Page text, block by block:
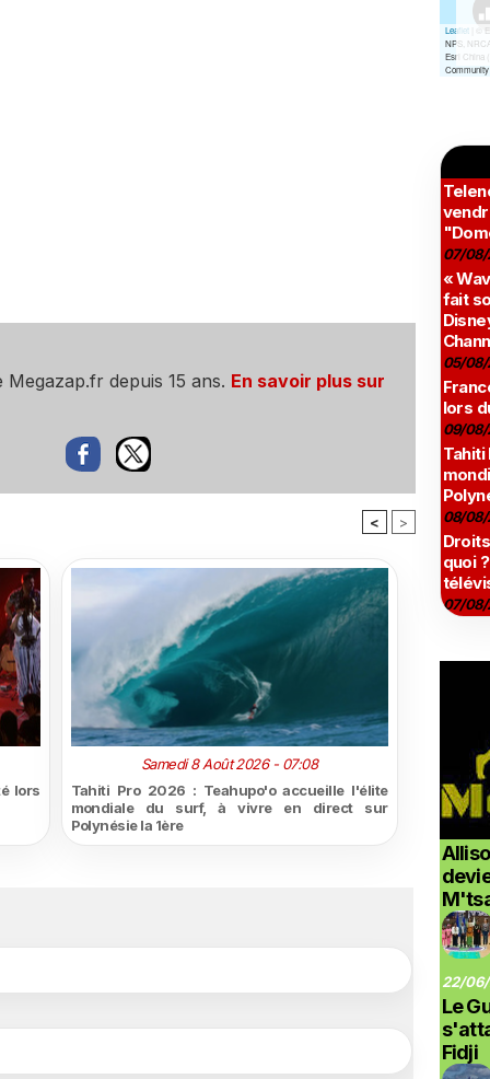
depuis 15 ans. En savoir plus sur
< >
lors
Samedi 8 Août 2026 - 07:08
Tahiti Pro 2026 : Teahupo'o accueille l'élite
mondiale du surf, à vivre en direct sur
Polynésie la 1ère
07/08/
«
fait
05/08/
lors
09/08/
08/08/
quoi
07/08/
22/
Le
Fidji